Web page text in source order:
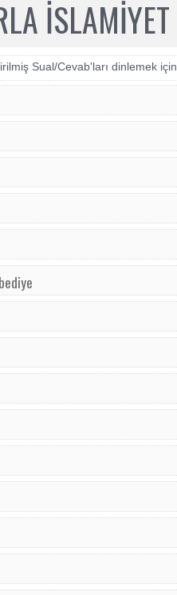
Sual/Cevab'ları dinlemek